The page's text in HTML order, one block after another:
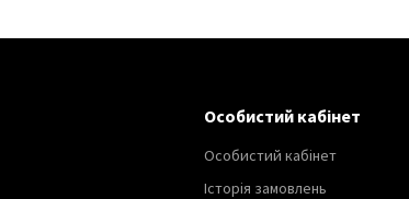
Особистий кабінет
Особистий кабінет
Історія замовлень